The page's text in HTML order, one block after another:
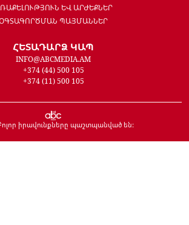
ԵՎ ԱՐԺԵՔՆԵՐ
ՊԱՅՄԱՆՆԵՐ
ՀԵՏԱԴԱՐՁ ԿԱՊ
INFO@ABCMEDIA.AM
+374 (44) 500 105
+374 (11) 500 105
իրավունքները պաշտպանված են: